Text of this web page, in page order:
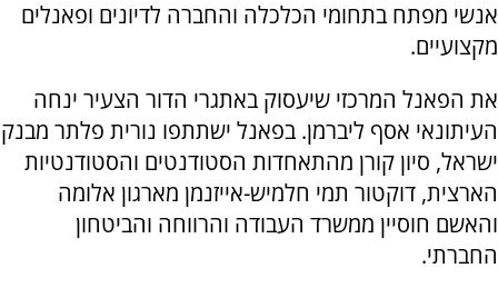
אנשי מפתח בתחומי הכלכלה והחברה לדיונים ופאנלים
מקצועיים.
את הפאנל המרכזי שיעסוק באתגרי הדור הצעיר ינחה
העיתונאי אסף ליברמן. בפאנל ישתתפו נורית פלתר מבנק
ישראל, סיון קורן מהתאחדות הסטודנטים והסטודנטיות
הארצית, דוקטור תמי חלמיש-אייזנמן מארגון אלומה
והאשם חוסיין ממשרד העבודה והרווחה והביטחון
החברתי.